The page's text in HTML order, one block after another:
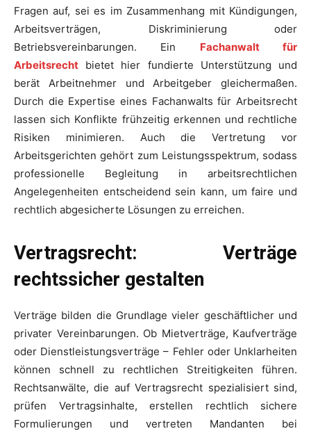
Fragen auf, sei es im Zusammenhang mit Kündigungen,
Arbeitsverträgen, Diskriminierung oder
Betriebsvereinbarungen. Ein Fachanwalt für
Arbeitsrecht bietet hier fundierte Unterstützung und
berät Arbeitnehmer und Arbeitgeber gleichermaßen.
Durch die Expertise eines Fachanwalts für Arbeitsrecht
lassen sich Konflikte frühzeitig erkennen und rechtliche
Risiken minimieren. Auch die Vertretung vor
Arbeitsgerichten gehört zum Leistungsspektrum, sodass
professionelle Begleitung in arbeitsrechtlichen
Angelegenheiten entscheidend sein kann, um faire und
rechtlich abgesicherte Lösungen zu erreichen.
Vertragsrecht: Verträge
rechtssicher gestalten
Verträge bilden die Grundlage vieler geschäftlicher und
privater Vereinbarungen. Ob Mietverträge, Kaufverträge
oder Dienstleistungsverträge – Fehler oder Unklarheiten
können schnell zu rechtlichen Streitigkeiten führen.
Rechtsanwälte, die auf Vertragsrecht spezialisiert sind,
prüfen Vertragsinhalte, erstellen rechtlich sichere
Formulierungen und vertreten Mandanten bei